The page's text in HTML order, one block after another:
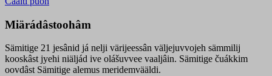
Miärádâstoohâm
Sämitige 21 jesânid já nelji värijeessân väljejuvvojeh sämmilij
kooskâst jyehi niäljád ive olášuvvee vaaljâin. Sämitige čuákkim
oovdâst Sämitige alemus meridemvääldi.